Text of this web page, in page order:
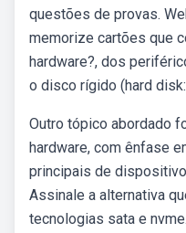
questões de provas.
memorize cartões que
hardware?, dos
o disco rígido (hard disk:
Outro tópico abordado
hardware, com ênfase
principais de
Assinale a alternativa
tecnologias sata e